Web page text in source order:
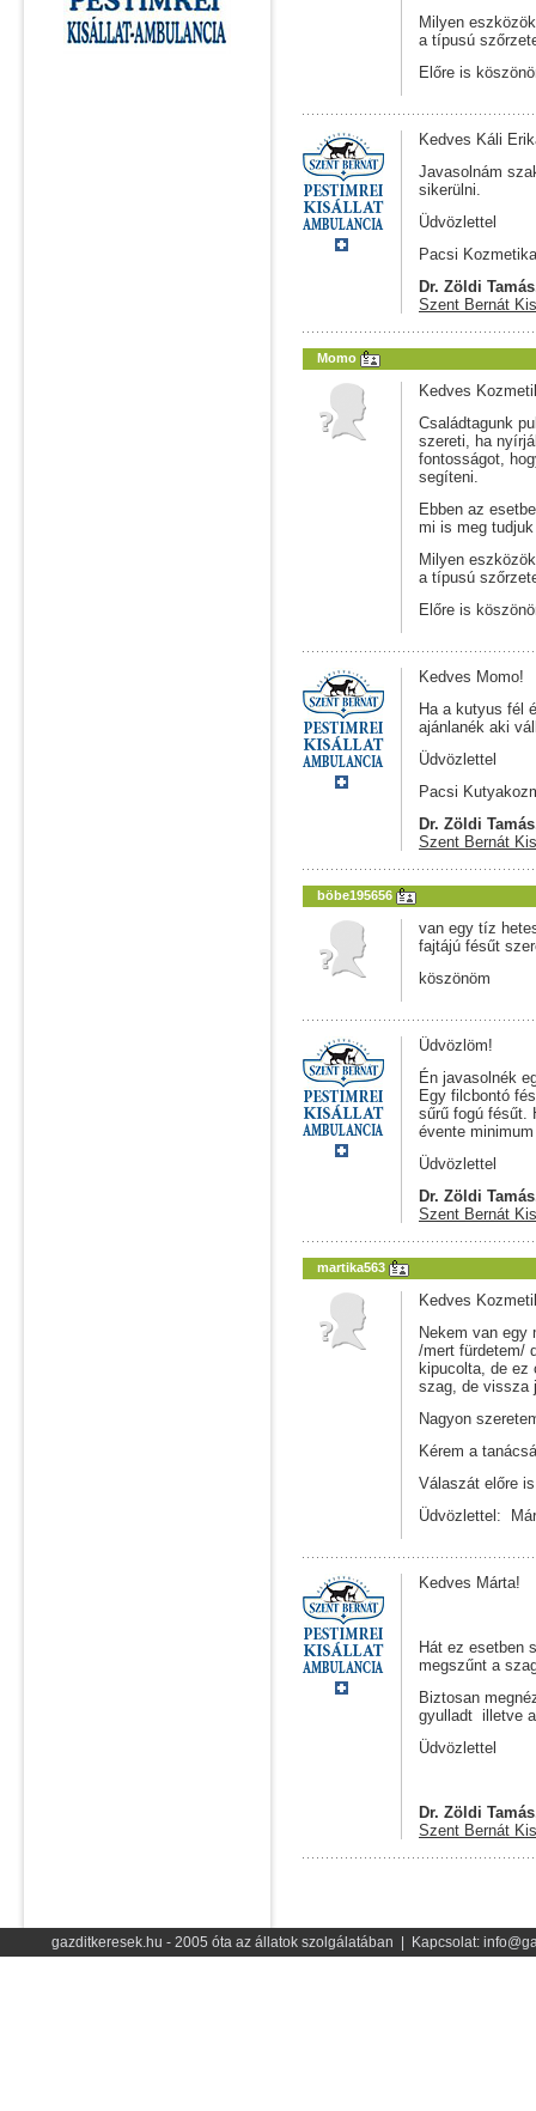
Milyen
a típusú
Előre is
Kedves Káli
Javasolnám
sikerülni.
Üdvözlettel
Pacsi Kozmetika
Dr. Zöldi
Szent Bernát
Momo
Kedves
Családtagunk
szereti, ha
fontosságot,
segíteni.
Ebben az
mi is meg
Milyen
a típusú
Előre is
Kedves Momo!
Ha a kutyus fél
ajánlanék aki
Üdvözlettel
Pacsi
Dr. Zöldi
Szent Bernát
böbe195656
van egy tíz
fajtájú fésűt
köszönöm
Üdvözlöm!
Én javasolnék
Egy filcbontó
sűrű fogú fésűt.
évente
Üdvözlettel
Dr. Zöldi
Szent Bernát
martika563
Kedves
Nekem van
/mert fürdetem/
kipucolta, de ez
szag, de vissza
Nagyon
Kérem a
Válaszát előre
Üdvözlettel:
Kedves Márta!
Hát ez esetben
megszűnt a
Biztosan
gyulladt illetve
Üdvözlettel
Dr. Zöldi
Szent Bernát
gazditkeresek.hu - 2005 óta az állatok szolgálatában | Kapcsolat: